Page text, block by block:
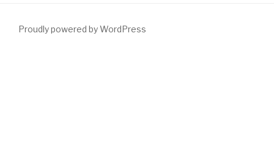
Proudly powered by WordPress